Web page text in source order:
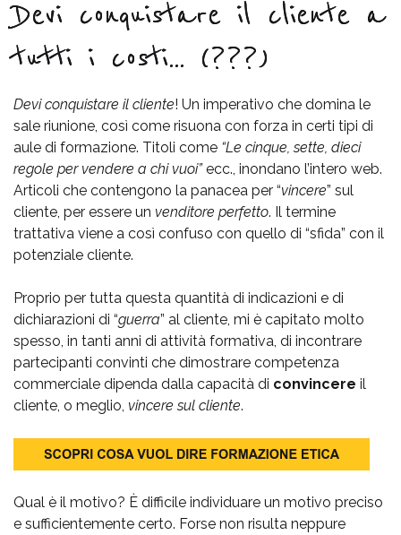
Devi conquistare il cliente a
tutti i costi... (???)
Devi conquistare il cliente! Un imperativo che domina le
sale riunione, così come risuona con forza in certi tipi di
aule di formazione. Titoli come “Le cinque, sette, dieci
regole per vendere a chi vuoi”ecc., inondano l’intero web.
Articoli che contengono la panacea per “vincere” sul
cliente, per essere un venditore perfetto. Il termine
trattativa viene a così confuso con quello di “sfida” con il
potenziale cliente.
Proprio per tutta questa quantità di indicazioni e di
dichiarazioni di “guerra” al cliente, mi è capitato molto
spesso, in tanti anni di attività formativa, di incontrare
partecipanti convinti che dimostrare competenza
commerciale dipenda dalla capacità di convincere il
cliente, o meglio, vincere sul cliente.
Qual è il motivo? È difficile individuare un motivo preciso
e sufficientemente certo. Forse non risulta neppure